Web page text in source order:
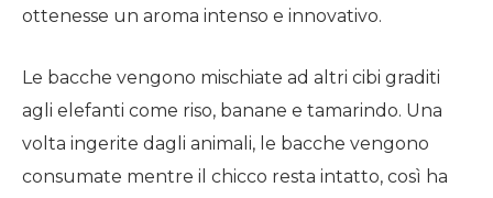
ottenesse un aroma intenso e innovativo.
Le bacche vengono mischiate ad altri cibi graditi
agli elefanti come riso, banane e tamarindo. Una
volta ingerite dagli animali, le bacche vengono
consumate mentre il chicco resta intatto, così ha